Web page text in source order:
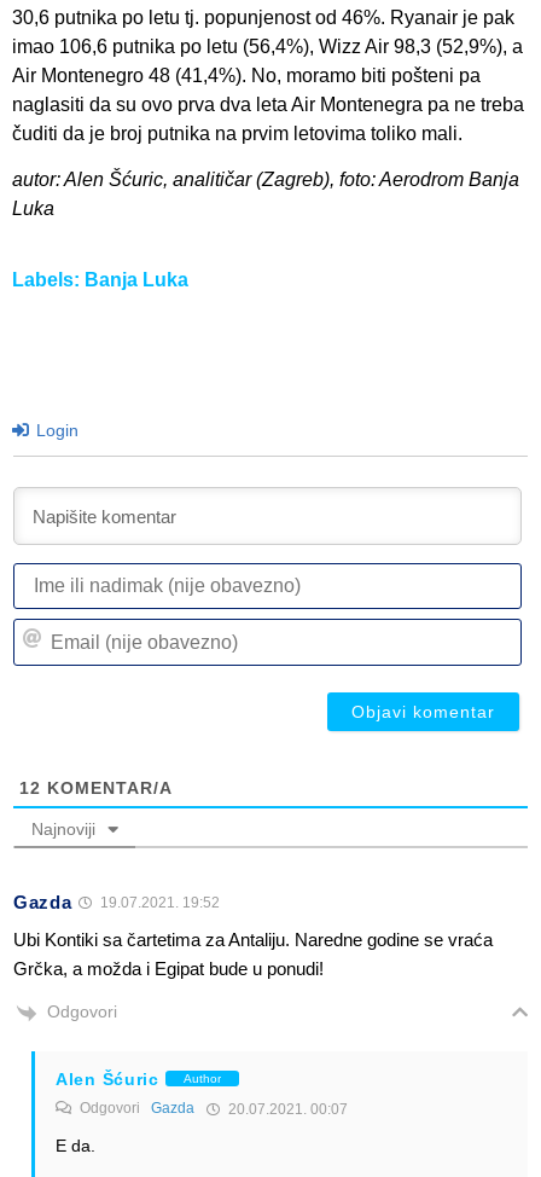
30,6 putnika po letu tj. popunjenost od 46%. Ryanair je pak
imao 106,6 putnika po letu (56,4%), Wizz Air 98,3 (52,9%), a
Air Montenegro 48 (41,4%). No, moramo biti pošteni pa
naglasiti da su ovo prva dva leta Air Montenegra pa ne treba
čuditi da je broj putnika na prvim letovima toliko mali.
autor: Alen Šćuric, analitičar (Zagreb), foto: Aerodrom Banja
Luka
Labels: Banja Luka
Login
12 KOMENTAR/A
Najnoviji
Gazda 19.07.2021. 19:52
Ubi Kontiki sa čartetima za Antaliju. Naredne godine se vraća
Grčka, a možda i Egipat bude u ponudi!
Odgovori
Alen Šćuric Author
Odgovori Gazda 20.07.2021. 00:07
E da.